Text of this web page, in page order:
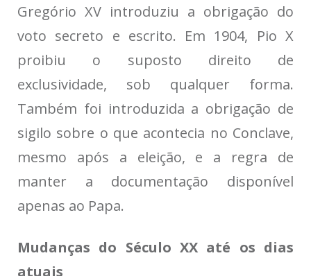
Gregório XV introduziu a obrigação do
voto secreto e escrito. Em 1904, Pio X
proibiu o suposto direito de
exclusividade, sob qualquer forma.
Também foi introduzida a obrigação de
sigilo sobre o que acontecia no Conclave,
mesmo após a eleição, e a regra de
manter a documentação disponível
apenas ao Papa.
Mudanças do Século XX até os dias
atuais